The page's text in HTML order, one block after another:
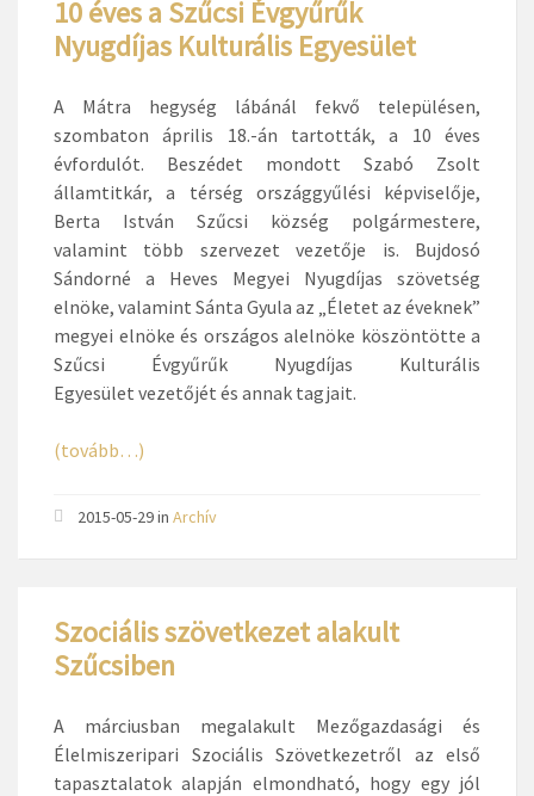
10 éves a Szűcsi Évgyűrűk
Nyugdíjas Kulturális Egyesület
A Mátra hegység lábánál fekvő településen,
szombaton április 18.-án tartották, a 10 éves
évfordulót. Beszédet mondott Szabó Zsolt
államtitkár, a térség országgyűlési képviselője,
Berta István Szűcsi község polgármestere,
valamint több szervezet vezetője is. Bujdosó
Sándorné a Heves Megyei Nyugdíjas szövetség
elnöke, valamint Sánta Gyula az „Életet az éveknek”
megyei elnöke és országos alelnöke köszöntötte a
Szűcsi Évgyűrűk Nyugdíjas Kulturális
Egyesület vezetőjét és annak tagjait.
(tovább…)
2015-05-29in Archív
Szociális szövetkezet alakult
Szűcsiben
A márciusban megalakult Mezőgazdasági és
Élelmiszeripari Szociális Szövetkezetről az első
tapasztalatok alapján elmondható, hogy egy jól